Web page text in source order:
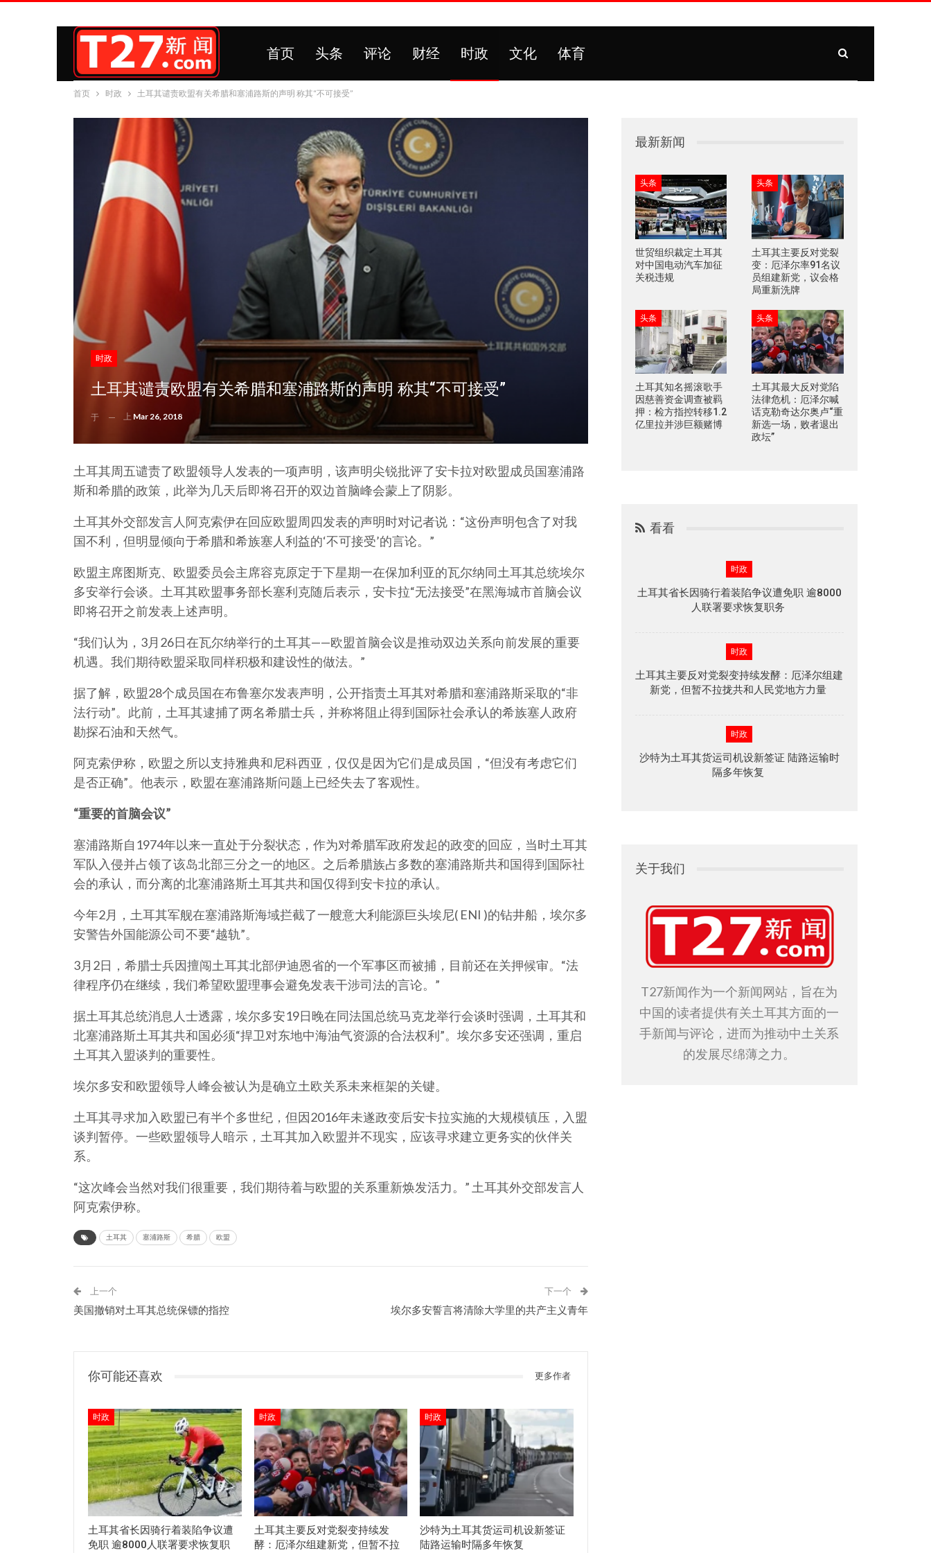
首页 头条 评论 财经 时政 文化 体育
首页 时政 土耳其谴责欧盟有关希腊和塞浦路斯的声明 称其“不可接受”
时政
土耳其谴责欧盟有关希腊和塞浦路斯的声明 称其“不可接受”
于 上 Mar 26, 2018
土耳其周五谴责了欧盟领导人发表的一项声明，该声明尖锐批评了安卡拉对欧盟成员国塞浦路
斯和希腊的政策，此举为几天后即将召开的双边首脑峰会蒙上了阴影。
土耳其外交部发言人阿克索伊在回应欧盟周四发表的声明时对记者说：“这份声明包含了对我
国不利，但明显倾向于希腊和希族塞人利益的‘不可接受’的言论。”
欧盟主席图斯克、欧盟委员会主席容克原定于下星期一在保加利亚的瓦尔纳同土耳其总统埃尔
多安举行会谈。土耳其欧盟事务部长塞利克随后表示，安卡拉“无法接受”在黑海城市首脑会议
即将召开之前发表上述声明。
“我们认为，3月26日在瓦尔纳举行的土耳其——欧盟首脑会议是推动双边关系向前发展的重要
机遇。我们期待欧盟采取同样积极和建设性的做法。”
据了解，欧盟28个成员国在布鲁塞尔发表声明，公开指责土耳其对希腊和塞浦路斯采取的“非
法行动”。此前，土耳其逮捕了两名希腊士兵，并称将阻止得到国际社会承认的希族塞人政府
勘探石油和天然气。
阿克索伊称，欧盟之所以支持雅典和尼科西亚，仅仅是因为它们是成员国，“但没有考虑它们
是否正确”。他表示，欧盟在塞浦路斯问题上已经失去了客观性。
“重要的首脑会议”
塞浦路斯自1974年以来一直处于分裂状态，作为对希腊军政府发起的政变的回应，当时土耳其
军队入侵并占领了该岛北部三分之一的地区。之后希腊族占多数的塞浦路斯共和国得到国际社
会的承认，而分离的北塞浦路斯土耳其共和国仅得到安卡拉的承认。
今年2月，土耳其军舰在塞浦路斯海域拦截了一艘意大利能源巨头埃尼( ENI )的钻井船，埃尔多
安警告外国能源公司不要“越轨”。
3月2日，希腊士兵因擅闯土耳其北部伊迪恩省的一个军事区而被捕，目前还在关押候审。“法
律程序仍在继续，我们希望欧盟理事会避免发表干涉司法的言论。”
据土耳其总统消息人士透露，埃尔多安19日晚在同法国总统马克龙举行会谈时强调，土耳其和
北塞浦路斯土耳其共和国必须“捍卫对东地中海油气资源的合法权利”。埃尔多安还强调，重启
土耳其入盟谈判的重要性。
埃尔多安和欧盟领导人峰会被认为是确立土欧关系未来框架的关键。
土耳其寻求加入欧盟已有半个多世纪，但因2016年未遂政变后安卡拉实施的大规模镇压，入盟
谈判暂停。一些欧盟领导人暗示，土耳其加入欧盟并不现实，应该寻求建立更务实的伙伴关
系。
“这次峰会当然对我们很重要，我们期待着与欧盟的关系重新焕发活力。” 土耳其外交部发言人
阿克索伊称。
土耳其 塞浦路斯 希腊 欧盟
上一个
美国撤销对土耳其总统保镖的指控
下一个
埃尔多安誓言将清除大学里的共产主义青年
你可能还喜欢 更多作者
时政
土耳其省长因骑行着装陷争议遭
免职 逾8000人联署要求恢复职
时政
土耳其主要反对党裂变持续发
酵：厄泽尔组建新党，但暂不拉
时政
沙特为土耳其货运司机设新签证
陆路运输时隔多年恢复
最新新闻
头条
世贸组织裁定土耳其
对中国电动汽车加征
关税违规
头条
土耳其主要反对党裂
变：厄泽尔率91名议
员组建新党，议会格
局重新洗牌
头条
土耳其知名摇滚歌手
因慈善资金调查被羁
押：检方指控转移1.2
亿里拉并涉巨额赌博
头条
土耳其最大反对党陷
法律危机：厄泽尔喊
话克勒奇达尔奥卢“重
新选一场，败者退出
政坛”
看看
时政
土耳其省长因骑行着装陷争议遭免职 逾8000
人联署要求恢复职务
时政
土耳其主要反对党裂变持续发酵：厄泽尔组建
新党，但暂不拉拢共和人民党地方力量
时政
沙特为土耳其货运司机设新签证 陆路运输时
隔多年恢复
关于我们
T27新闻作为一个新闻网站，旨在为
中国的读者提供有关土耳其方面的一
手新闻与评论，进而为推动中土关系
的发展尽绵薄之力。